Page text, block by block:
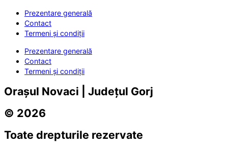
Prezentare generală
Contact
Termeni și condiții
Prezentare generală
Contact
Termeni și condiții
Orașul Novaci | Județul Gorj
© 2026
Toate drepturile rezervate